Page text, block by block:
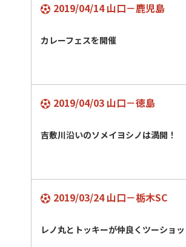
2019/04/14 山口－鹿児島
カレーフェスを開催
2019/04/03 山口－徳島
吉敷川沿いのソメイヨシノは満開！
2019/03/24 山口－栃木SC
レノ丸とトッキーが仲良くツーショ